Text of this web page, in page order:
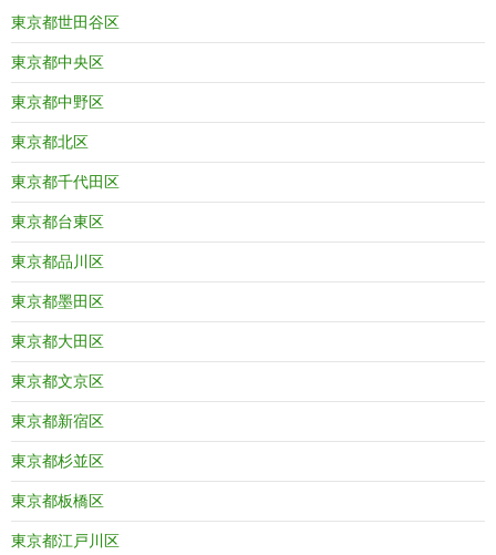
東京都世田谷区
東京都中央区
東京都中野区
東京都北区
東京都千代田区
東京都台東区
東京都品川区
東京都墨田区
東京都大田区
東京都文京区
東京都新宿区
東京都杉並区
東京都板橋区
東京都江戸川区